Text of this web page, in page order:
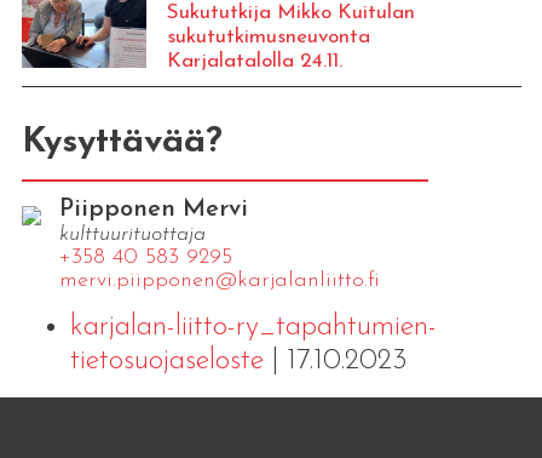
Sukututkija Mikko Kuitulan
sukututkimusneuvonta
Karjalatalolla 24.11.
Kysyttävää?
Piipponen Mervi
kulttuurituottaja
+358 40 583 9295
mervi.​piipponen@​kar​jala​nlii​tto.​fi
karjalan-liitto-ry_tapahtumien-
tietosuojaseloste| 17.10.2023